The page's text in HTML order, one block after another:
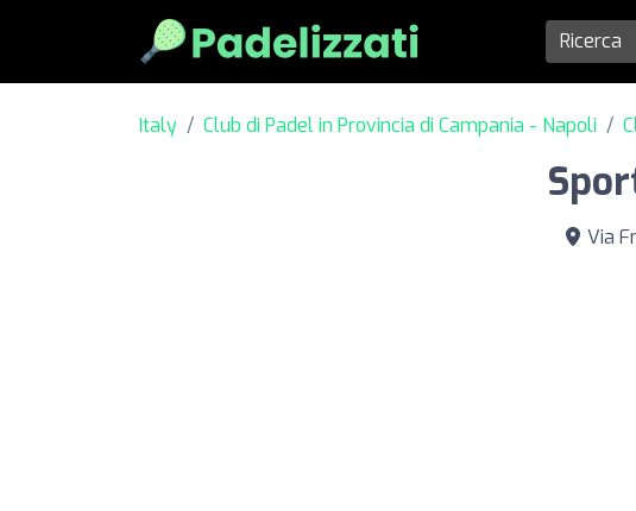
Italy Club di Padel in Provincia di Campania - Napoli
Via